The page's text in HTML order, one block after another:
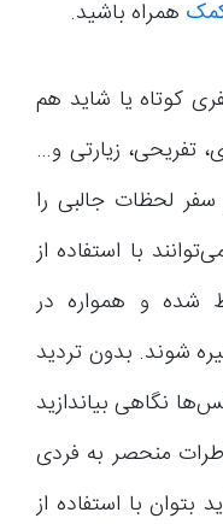
همراه باشید.
کوتاه یا شاید هم
تفریحی، زیارتی و…
لحظات جالبی را
با استفاده از
شده و همواره در
شوند. بدون تردید
نگاهی بیاندازید
منحصر به فردی
با استفاده از